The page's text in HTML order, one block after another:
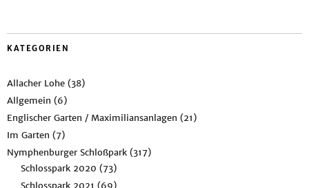
KATEGORIEN
Allacher Lohe (38)
Allgemein (6)
Englischer Garten / Maximiliansanlagen (21)
Im Garten (7)
Nymphenburger Schloßpark (317)
Schlosspark 2020 (73)
Schlosspark 2021 (69)